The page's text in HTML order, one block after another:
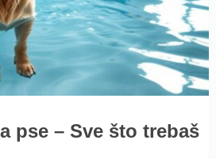
pse – Sve što trebaš